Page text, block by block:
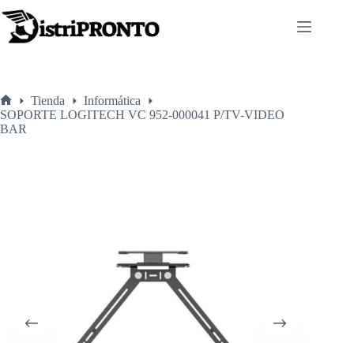
al
contenido
Inicio
Tienda
Informática
SOPORTE LOGITECH VC 952-000041 P/TV-VIDEO
BAR